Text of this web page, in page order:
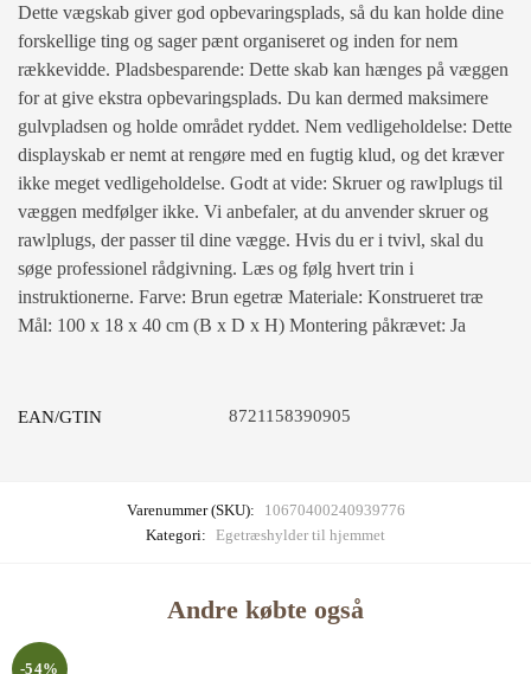
Dette vægskab giver god opbevaringsplads, så du kan holde dine
forskellige ting og sager pænt organiseret og inden for nem
rækkevidde. Pladsbesparende: Dette skab kan hænges på væggen
for at give ekstra opbevaringsplads. Du kan dermed maksimere
gulvpladsen og holde området ryddet. Nem vedligeholdelse: Dette
displayskab er nemt at rengøre med en fugtig klud, og det kræver
ikke meget vedligeholdelse. Godt at vide: Skruer og rawlplugs til
væggen medfølger ikke. Vi anbefaler, at du anvender skruer og
rawlplugs, der passer til dine vægge. Hvis du er i tvivl, skal du
søge professionel rådgivning. Læs og følg hvert trin i
instruktionerne. Farve: Brun egetræ Materiale: Konstrueret træ
Mål: 100 x 18 x 40 cm (B x D x H) Montering påkrævet: Ja
EAN/GTIN 8721158390905
Varenummer (SKU):
10670400240939776
Kategori: Egetræshylder til hjemmet
Andre købte også
-54%